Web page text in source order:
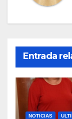
Entrada
NOTICIAS